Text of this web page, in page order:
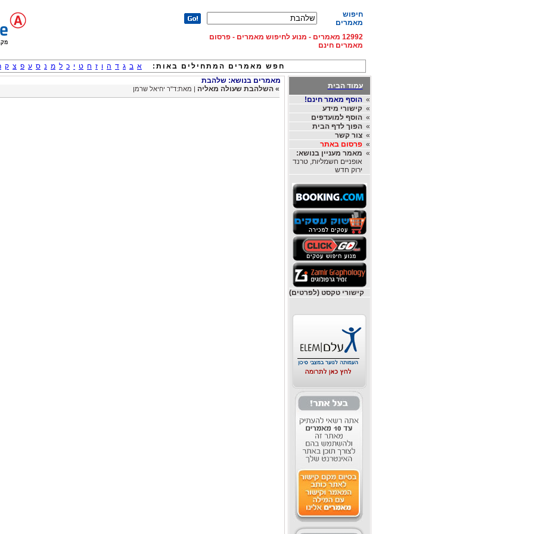
חיפוש
מאמרים
12992 מאמרים - מנוע לחיפוש מאמרים - פרסום
מאמרים חינם
חפש מאמרים המתחילים באות: א ב ג ד ה ו ז ח ט י כ ל מ נ ס ע פ צ ק
עמוד הבית
»הוסף מאמר חינם!
»קישורי מידע
»הוסף למועדפים
»הפוך לדף הבית
»צור קשר
»פרסום באתר
» מאמר מעניין בנושא:
אופניים חשמליות, טרנד
ירוק חדש
קישורי טקסט (לפרטים)
מאמרים בנושא: שלהבת
» השלהבת שעולה מאליה | מאת:ד"ר יחיאל שרמן